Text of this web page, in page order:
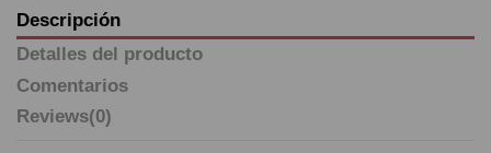
Descripción
Detalles del producto
Comentarios
Reviews(0)